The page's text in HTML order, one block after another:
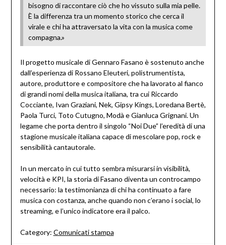
bisogno di raccontare ciò che ho vissuto sulla mia pelle.
È la differenza tra un momento storico che cerca il
virale e chi ha attraversato la vita con la musica come
compagna.»
Il progetto musicale di Gennaro Fasano è sostenuto anche
dall’esperienza di Rossano Eleuteri, polistrumentista,
autore, produttore e compositore che ha lavorato al fianco
di grandi nomi della musica italiana, tra cui Riccardo
Cocciante, Ivan Graziani, Nek, Gipsy Kings, Loredana Bertè,
Paola Turci, Toto Cutugno, Modà e Gianluca Grignani. Un
legame che porta dentro il singolo “Noi Due” l’eredità di una
stagione musicale italiana capace di mescolare pop, rock e
sensibilità cantautorale.
In un mercato in cui tutto sembra misurarsi in visibilità,
velocità e KPI, la storia di Fasano diventa un controcampo
necessario: la testimonianza di chi ha continuato a fare
musica con costanza, anche quando non c’erano i social, lo
streaming, e l’unico indicatore era il palco.
Category: Comunicati stampa